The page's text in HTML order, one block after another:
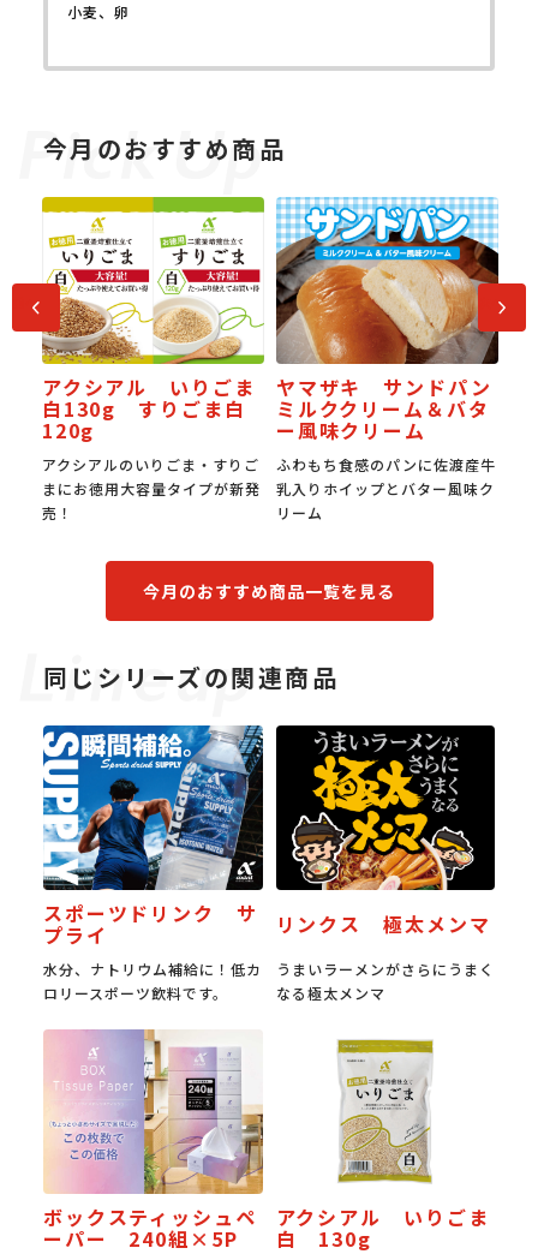
小麦、卵
今月のおすすめ商品
前へ
りごま
ごま白
ごま・すりご
タイプが新発
ヤマザキ サンドパン
ミルククリーム＆バタ
ふわもち食感のパンに佐渡産牛
乳入りホイップとバター風味ク
JAPAN餃子大賞
受賞スタミナ焼き
国産豚肉の旨みと国産野
み。0.6㎜の超薄皮でもち
次へ
今月のおすすめ商品一覧を見る
同じシリーズの関連商品
スポーツドリンク サ
プライ
水分、ナトリウム補給に！低カ
ロリースポーツ飲料です。
リンクス 極太メンマ
うまいラーメンがさらにうまく
なる極太メンマ
ボックスティッシュペ
ーパー 240組×5P
アクシアル いりごま
白 130g